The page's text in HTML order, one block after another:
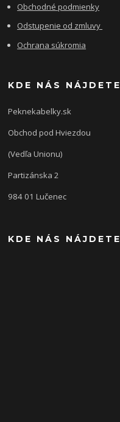
Obchodné podmienky
Odstupenie od zmluvy
Ochrana súkromia
KDE NÁS NÁJDETE
Peknekabelky.sk
Obchod pod Hviezdou
(Vedľa Unionu)
Partizánska 2
984 01 Lučenec
KDE NÁS NÁJDETE